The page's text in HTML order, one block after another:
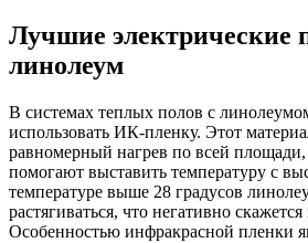
Лучшие электрические
линолеум
В системах теплых полов с
использовать ИК-пленку. Этот
равномерный нагрев по всей площади,
помогают выставить температуру с
температуре выше 28 градусов
растягиваться, что негативно
Особенностью инфракрасной пленки